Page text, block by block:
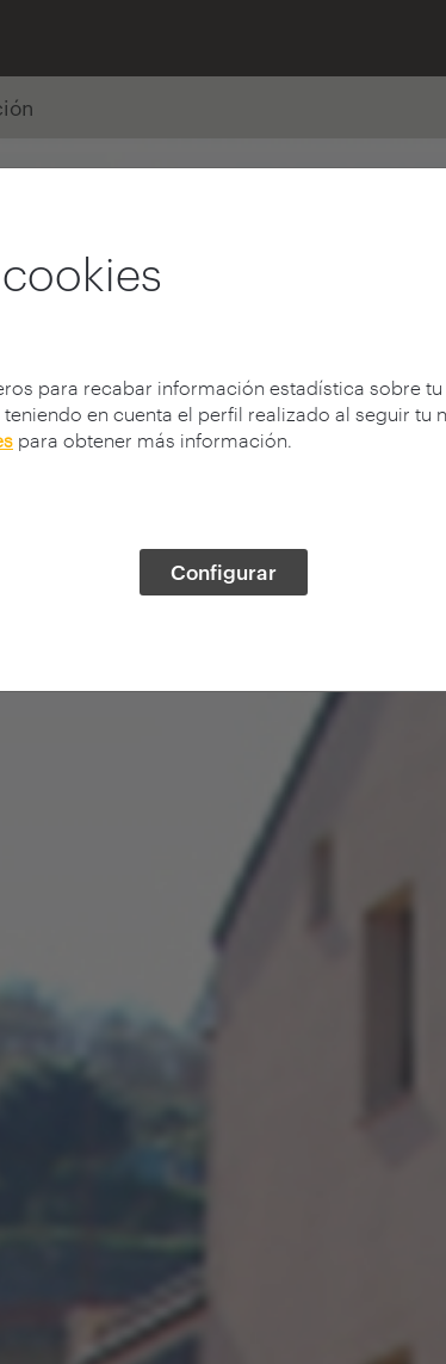
para recabar información estadística sobre
en cuenta el perfil realizado al seguir tu
para obtener más información.
Configurar